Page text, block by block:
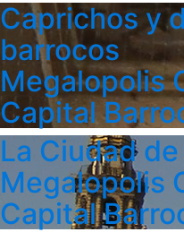
Caprichos y
barrocos
Megalopolis
Capital
La Ciudad
Megalopolis
Capital